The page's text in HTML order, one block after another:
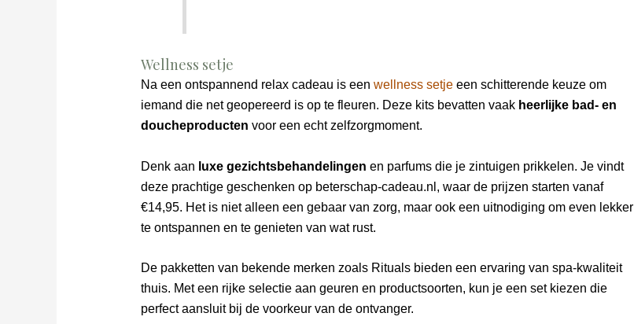
Wellness setje
Na een ontspannend relax cadeau is een wellness setjeeen schitterende keuze om
iemand die net geopereerd is op te fleuren. Deze kits bevatten vaak heerlijke bad- en
doucheproducten voor een echt zelfzorgmoment.
Denk aan luxe gezichtsbehandelingen en parfums die je zintuigen prikkelen. Je vindt
deze prachtige geschenken op beterschap-cadeau.nl, waar de prijzen starten vanaf
€14,95. Het is niet alleen een gebaar van zorg, maar ook een uitnodiging om even lekker
te ontspannen en te genieten van wat rust.
De pakketten van bekende merken zoals Rituals bieden een ervaring van spa-kwaliteit
thuis. Met een rijke selectie aan geuren en productsoorten, kun je een set kiezen die
perfect aansluit bij de voorkeur van de ontvanger.